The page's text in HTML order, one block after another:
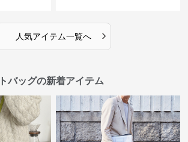
人気アイテム一覧へ ›
バッグの新着アイテム